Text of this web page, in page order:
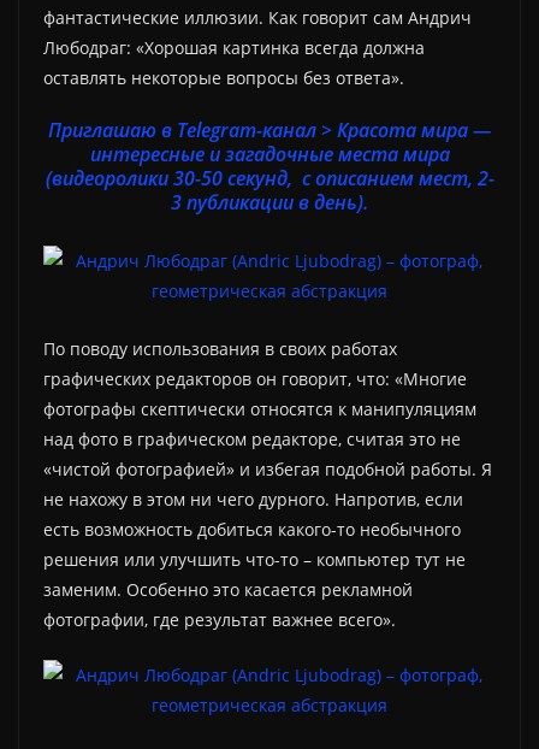
фантастические иллюзии. Как говорит сам Андрич
Любодраг: «Хорошая картинка всегда должна
оставлять некоторые вопросы без ответа».
Приглашаю в Telegram-канал > Красота мира —
интересные и загадочные места мира
(видеоролики 30-50 секунд, с описанием мест, 2-
3 публикации в день).
По поводу использования в своих работах
графических редакторов он говорит, что: «Многие
фотографы скептически относятся к манипуляциям
над фото в графическом редакторе, считая это не
«чистой фотографией» и избегая подобной работы. Я
не нахожу в этом ни чего дурного. Напротив, если
есть возможность добиться какого-то необычного
решения или улучшить что-то – компьютер тут не
заменим. Особенно это касается рекламной
фотографии, где результат важнее всего».